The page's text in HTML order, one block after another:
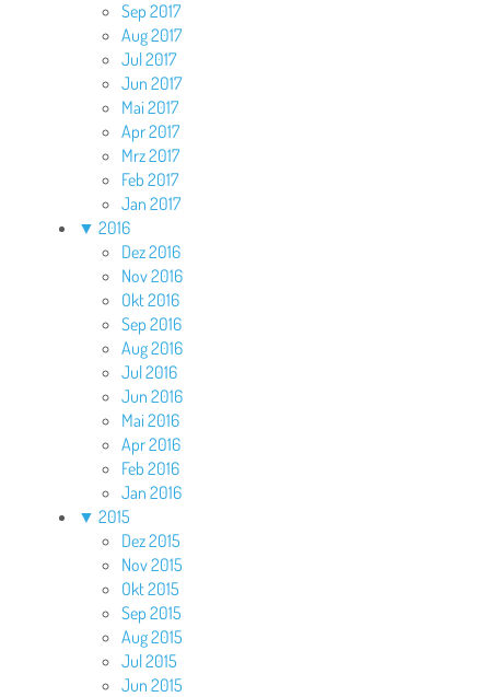
Sep 2017
Aug 2017
Jul 2017
Jun 2017
Mai 2017
Apr 2017
Mrz 2017
Feb 2017
Jan 2017
▼ 2016
Dez 2016
Nov 2016
Okt 2016
Sep 2016
Aug 2016
Jul 2016
Jun 2016
Mai 2016
Apr 2016
Feb 2016
Jan 2016
▼ 2015
Dez 2015
Nov 2015
Okt 2015
Sep 2015
Aug 2015
Jul 2015
Jun 2015